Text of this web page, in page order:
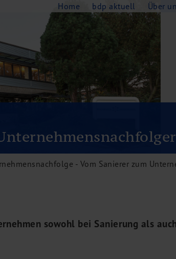
- Vom Sanierer zum
sowohl bei Sanierung als
Home bdp aktuell Über